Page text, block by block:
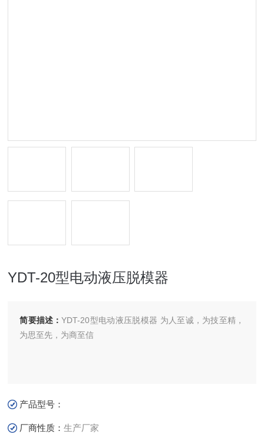
YDT-20型电动液压脱模器
简要描述：YDT-20型电动液压脱模器 为人至诚，为技至精，
为思至先，为商至信
产品型号：
厂商性质：生产厂家